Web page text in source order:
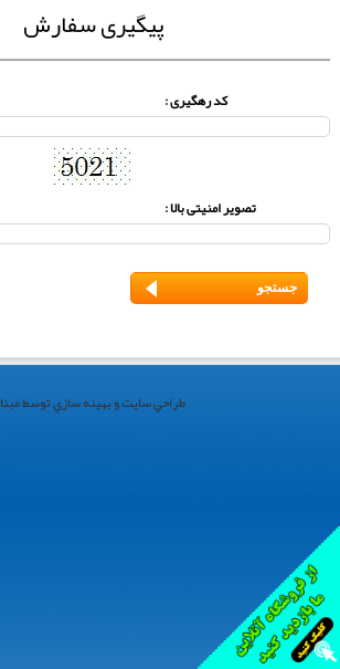
پیگیری سفارش
کد رهگیری :
تصویر امنیتی بالا :
طراحي سايت و بهينه سازي توسط مبنا